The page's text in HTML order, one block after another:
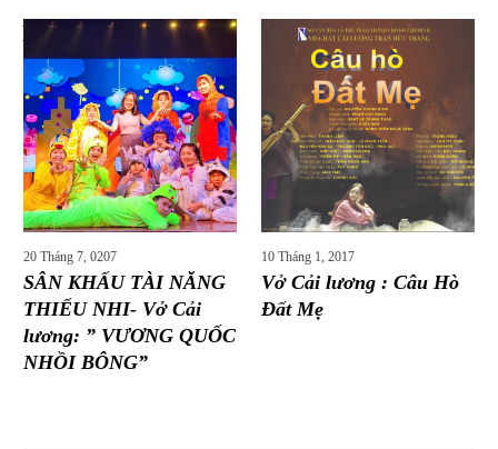
More posts
20 Tháng 7, 0207
SÂN KHẤU TÀI NĂNG
THIẾU NHI- Vở Cải
lương: ” VƯƠNG QUỐC
NHỒI BÔNG”
10 Tháng 1, 2017
Vở Cải lương : Câu Hò
Đất Mẹ